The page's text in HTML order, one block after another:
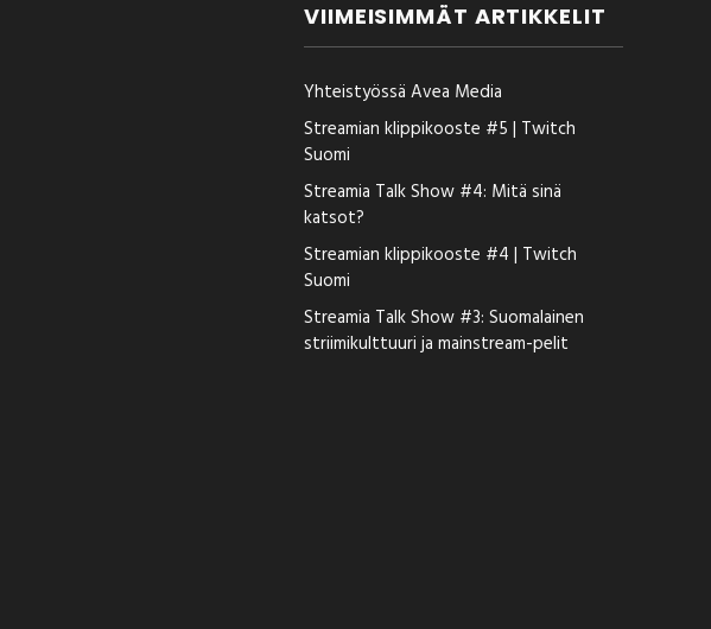
VIIMEISIMMÄT ARTIKKELIT
Yhteistyössä Avea Media
Streamian klippikooste #5 | Twitch
Suomi
Streamia Talk Show #4: Mitä sinä
katsot?
Streamian klippikooste #4 | Twitch
Suomi
Streamia Talk Show #3: Suomalainen
striimikulttuuri ja mainstream-pelit